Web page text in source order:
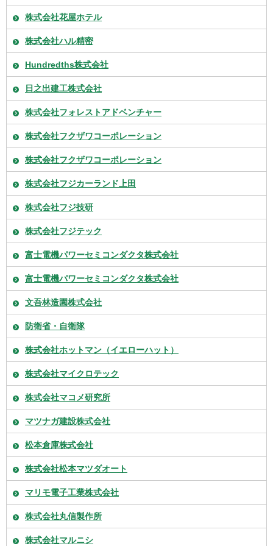
株式会社花屋ホテル
株式会社ハル精密
Hundredths株式会社
日之出建工株式会社
株式会社フォレストアドベンチャー
株式会社フクザワコーポレーション
株式会社フクザワコーポレーション
株式会社フジカーランド上田
株式会社フジ技研
株式会社フジテック
富士電機パワーセミコンダクタ株式会社
富士電機パワーセミコンダクタ株式会社
文吾林造園株式会社
防衛省・自衛隊
株式会社ホットマン（イエローハット）
株式会社マイクロテック
株式会社マコメ研究所
マツナガ建設株式会社
松本倉庫株式会社
株式会社松本マツダオート
マリモ電子工業株式会社
株式会社丸信製作所
株式会社マルニシ